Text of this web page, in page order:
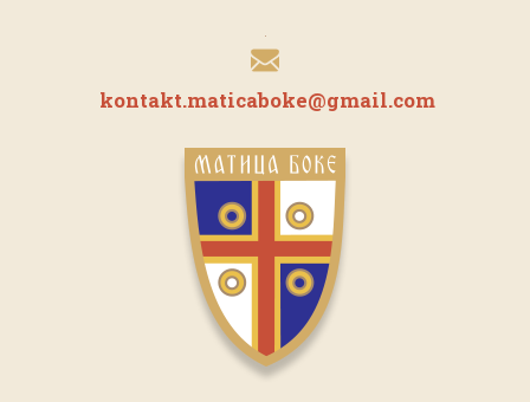
kontakt.maticaboke@gmail.com